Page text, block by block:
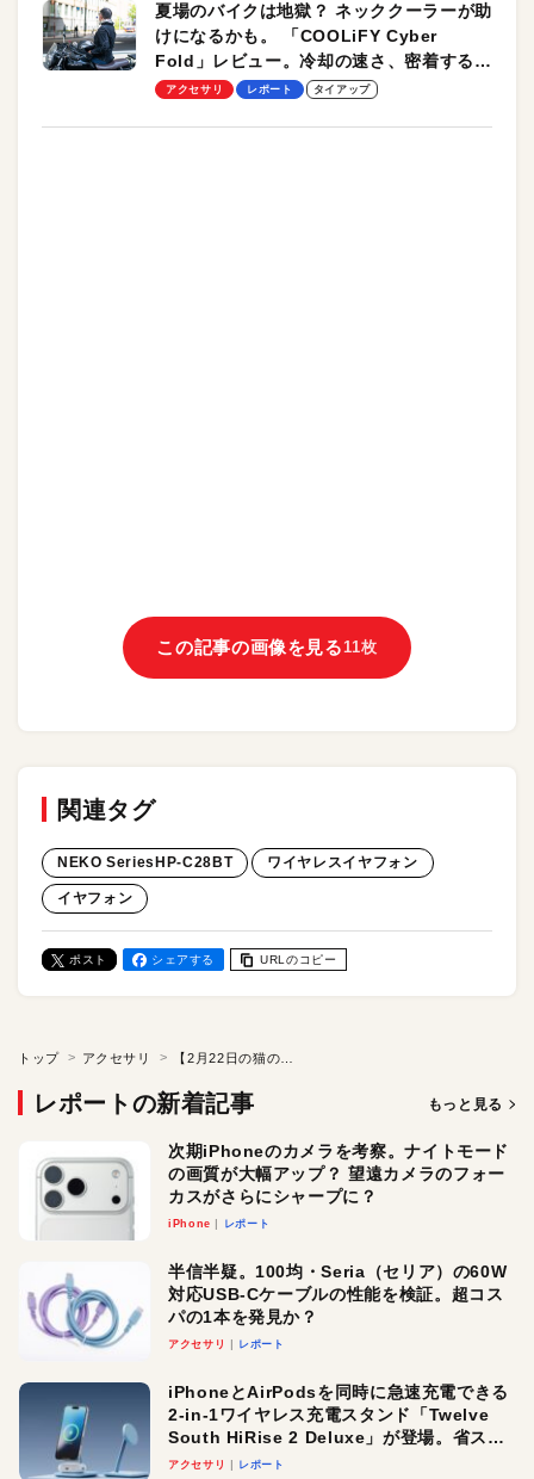
夏場のバイクは地獄？ ネッククーラーが助
けになるかも。 「COOLiFY Cyber
Fold」レビュー。冷却の速さ、密着する冷
却プレート、シンプルな操作性がグッド！
アクセサリ レポート タイアップ
この記事の画像を見る11枚
関連タグ
NEKO SeriesHP-C28BT ワイヤレスイヤフォン
イヤフォン
ポスト シェアする URLのコピー
トップ アクセサリ
レポートの新着記事 もっと見る
次期iPhoneのカメラを考察。ナイトモード
の画質が大幅アップ？ 望遠カメラのフォー
カスがさらにシャープに？
iPhone レポート
半信半疑。100均・Seria（セリア）の60W
対応USB-Cケーブルの性能を検証。超コス
パの1本を発見か？
アクセサリ レポート
iPhoneとAirPodsを同時に急速充電できる
2-in-1ワイヤレス充電スタンド「Twelve
South HiRise 2 Deluxe」が登場。省スペ
ースでおしゃれに充電したい人にオスス
アクセサリ レポート